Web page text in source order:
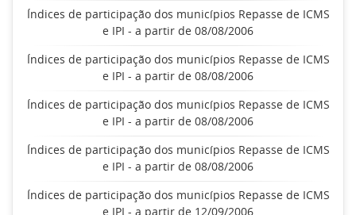
Índices de participação dos municípios Repasse de ICMS
e IPI - a partir de 08/08/2006
Índices de participação dos municípios Repasse de ICMS
e IPI - a partir de 08/08/2006
Índices de participação dos municípios Repasse de ICMS
e IPI - a partir de 08/08/2006
Índices de participação dos municípios Repasse de ICMS
e IPI - a partir de 08/08/2006
Índices de participação dos municípios Repasse de ICMS
e IPI - a partir de 12/09/2006